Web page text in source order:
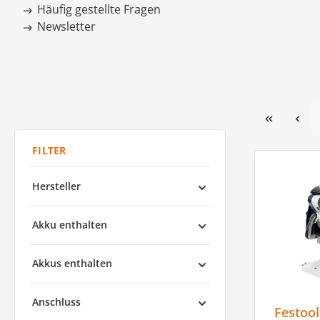
Häufig gestellte Fragen
Newsletter
Hersteller
Akku enthalten
Akkus enthalten
Anschluss